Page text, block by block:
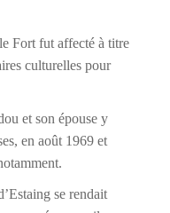
Fort fut affecté à titre
culturelles pour
et son épouse y
en août 1969 et
se rendait